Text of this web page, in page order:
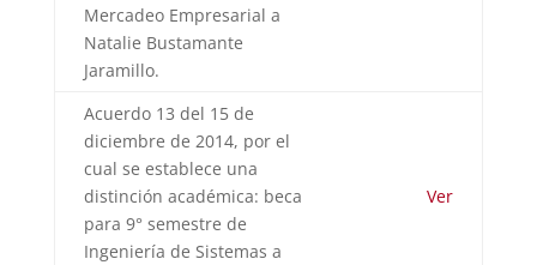
Mercadeo Empresarial a
Natalie Bustamante
Jaramillo.
Acuerdo 13 del 15 de
diciembre de 2014, por el
cual se establece una
distinción académica: beca
para 9° semestre de
Ingeniería de Sistemas a
Ver